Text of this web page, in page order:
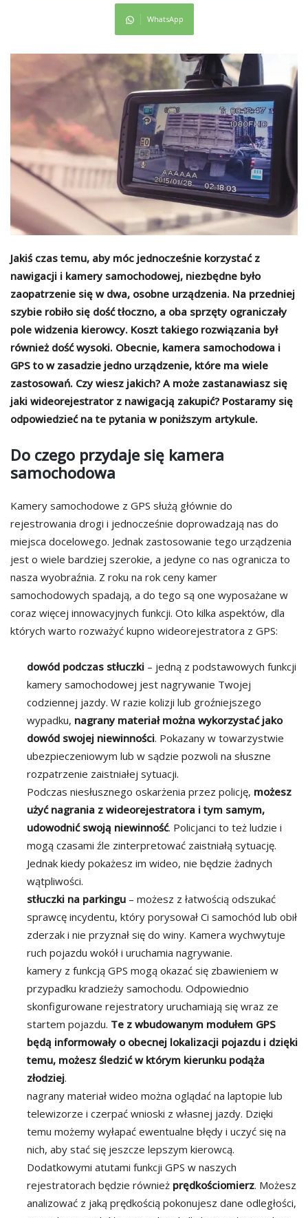
WhatsApp
Jakiś czas temu, aby móc jednocześnie korzystać z
nawigacji i kamery samochodowej, niezbędne było
zaopatrzenie się w dwa, osobne urządzenia. Na przedniej
szybie robiło się dość tłoczno, a oba sprzęty ograniczały
pole widzenia kierowcy. Koszt takiego rozwiązania był
również dość wysoki. Obecnie, kamera samochodowa i
GPS to w zasadzie jedno urządzenie, które ma wiele
zastosowań. Czy wiesz jakich? A może zastanawiasz się
jaki wideorejestrator z nawigacją zakupić? Postaramy się
odpowiedzieć na te pytania w poniższym artykule.
Do czego przydaje się kamera
samochodowa
Kamery samochodowe z GPS służą głównie do
rejestrowania drogi i jednocześnie doprowadzają nas do
miejsca docelowego. Jednak zastosowanie tego urządzenia
jest o wiele bardziej szerokie, a jedyne co nas ogranicza to
nasza wyobraźnia. Z roku na rok ceny kamer
samochodowych spadają, a do tego są one wyposażane w
coraz więcej innowacyjnych funkcji. Oto kilka aspektów, dla
których warto rozważyć kupno wideorejestratora z GPS:
dowód podczas stłuczki – jedną z podstawowych funkcji
kamery samochodowej jest nagrywanie Twojej
codziennej jazdy. W razie kolizji lub groźniejszego
wypadku, nagrany materiał można wykorzystać jako
dowód swojej niewinności. Pokazany w towarzystwie
ubezpieczeniowym lub w sądzie pozwoli na słuszne
rozpatrzenie zaistniałej sytuacji.
Podczas niesłusznego oskarżenia przez policję, możesz
użyć nagrania z wideorejestratora i tym samym,
udowodnić swoją niewinność. Policjanci to też ludzie i
mogą czasami źle zinterpretować zaistniałą sytuację.
Jednak kiedy pokażesz im wideo, nie będzie żadnych
wątpliwości.
stłuczki na parkingu – możesz z łatwością odszukać
sprawcę incydentu, który porysował Ci samochód lub obił
zderzak i nie przyznał się do winy. Kamera wychwytuje
ruch pojazdu wokół i uruchamia nagrywanie.
kamery z funkcją GPS mogą okazać się zbawieniem w
przypadku kradzieży samochodu. Odpowiednio
skonfigurowane rejestratory uruchamiają się wraz ze
startem pojazdu. Te z wbudowanym modułem GPS
będą informowały o obecnej lokalizacji pojazdu i dzięki
temu, możesz śledzić w którym kierunku podąża
złodziej.
nagrany materiał wideo można oglądać na laptopie lub
telewizorze i czerpać wnioski z własnej jazdy. Dzięki
temu możemy wyłapać ewentualne błędy i uczyć się na
nich, aby stać się jeszcze lepszym kierowcą.
Dodatkowymi atutami funkcji GPS w naszych
rejestratorach będzie również prędkościomierz. Możesz
analizować z jaką prędkością pokonujesz dane odległości,